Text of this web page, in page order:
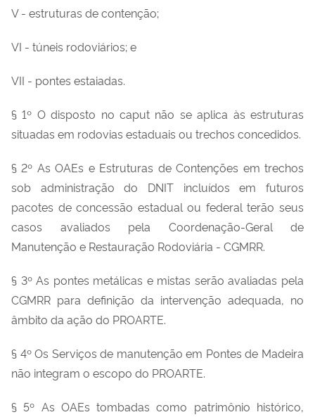
V - estruturas de contenção;
VI - túneis rodoviários; e
VII - pontes estaiadas.
§ 1º O disposto no caput não se aplica às estruturas
situadas em rodovias estaduais ou trechos concedidos.
§ 2º As OAEs e Estruturas de Contenções em trechos
sob administração do DNIT incluídos em futuros
pacotes de concessão estadual ou federal terão seus
casos avaliados pela Coordenação-Geral de
Manutenção e Restauração Rodoviária - CGMRR.
§ 3º As pontes metálicas e mistas serão avaliadas pela
CGMRR para definição da intervenção adequada, no
âmbito da ação do PROARTE.
§ 4º Os Serviços de manutenção em Pontes de Madeira
não integram o escopo do PROARTE.
§ 5º As OAEs tombadas como patrimônio histórico,